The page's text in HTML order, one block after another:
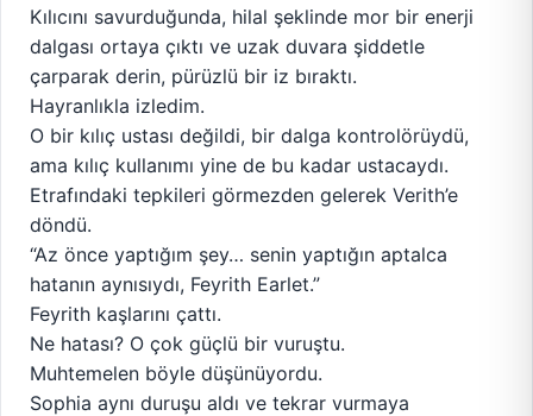
Kılıcını savurduğunda, hilal şeklinde mor bir enerji
dalgası ortaya çıktı ve uzak duvara şiddetle
çarparak derin, pürüzlü bir iz bıraktı.
Hayranlıkla izledim.
O bir kılıç ustası değildi, bir dalga kontrolörüydü,
ama kılıç kullanımı yine de bu kadar ustacaydı.
Etrafındaki tepkileri görmezden gelerek Verith’e
döndü.
“Az önce yaptığım şey… senin yaptığın aptalca
hatanın aynısıydı, Feyrith Earlet.”
Feyrith kaşlarını çattı.
Ne hatası? O çok güçlü bir vuruştu.
Muhtemelen böyle düşünüyordu.
Sophia aynı duruşu aldı ve tekrar vurmaya